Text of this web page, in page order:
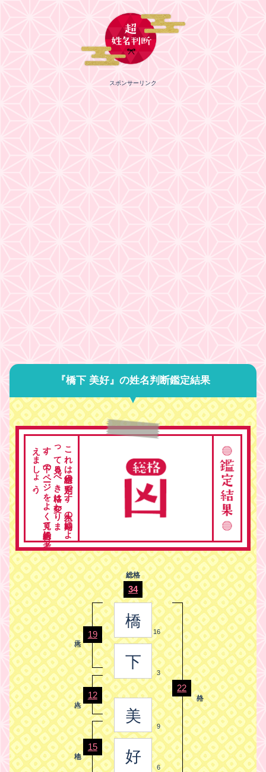
スポンサーリンク
『橋下 美好』の姓名判断鑑定結果
こ
れ
は
総格の
判定で
す
。
人生の
時期に
よ
っ
て
見る
べ
き
格は
変わ
り
ま
す
。
下の
ペ
ージ
を
よ
く
見て
総合的に
考
え
ま
し
ょ
う
。
総格
34
橋
16
下
3
19
12
美
9
好
6
15
22